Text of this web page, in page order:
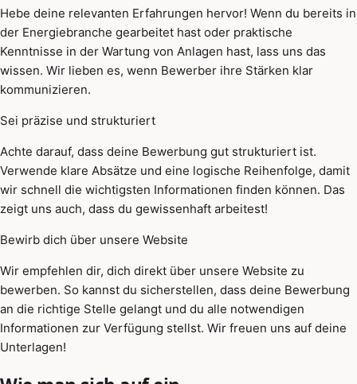
Hebe deine relevanten Erfahrungen hervor! Wenn du bereits in
der Energiebranche gearbeitet hast oder praktische
Kenntnisse in der Wartung von Anlagen hast, lass uns das
wissen. Wir lieben es, wenn Bewerber ihre Stärken klar
kommunizieren.
Sei präzise und strukturiert
Achte darauf, dass deine Bewerbung gut strukturiert ist.
Verwende klare Absätze und eine logische Reihenfolge, damit
wir schnell die wichtigsten Informationen finden können. Das
zeigt uns auch, dass du gewissenhaft arbeitest!
Bewirb dich über unsere Website
Wir empfehlen dir, dich direkt über unsere Website zu
bewerben. So kannst du sicherstellen, dass deine Bewerbung
an die richtige Stelle gelangt und du alle notwendigen
Informationen zur Verfügung stellst. Wir freuen uns auf deine
Unterlagen!